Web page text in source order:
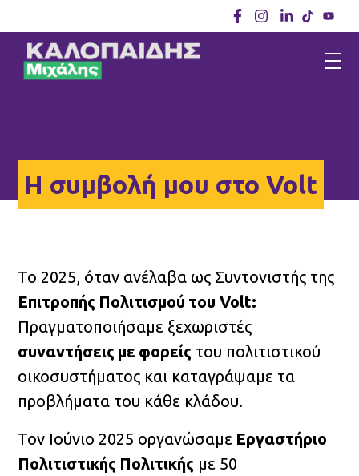
Η συμβολή μου στο Volt
Το 2025, όταν ανέλαβα ως Συντονιστής της
Επιτροπής Πολιτισμού του Volt:
Πραγματοποιήσαμε ξεχωριστές
συναντήσεις με φορείς του πολιτιστικού
οικοσυστήματος και καταγράψαμε τα
προβλήματα του κάθε κλάδου.
Τον Ιούνιο 2025 οργανώσαμε Εργαστήριο
Πολιτιστικής Πολιτικής με 50